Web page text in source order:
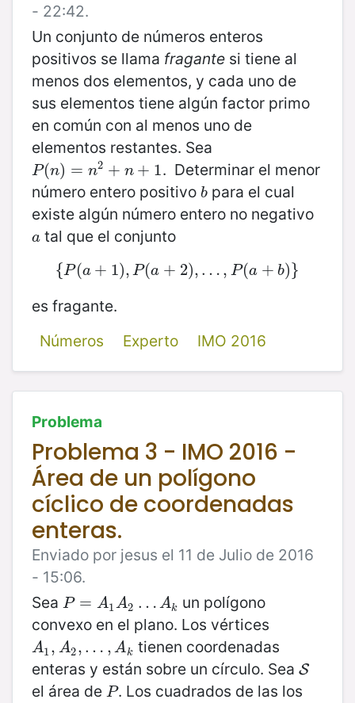
- 22:42.
Un conjunto de números enteros
positivos se llama fragante si tiene al
menos dos elementos, y cada uno de
sus elementos tiene algún factor primo
en común con al menos uno de
elementos restantes. Sea
P(n) = n2 + n + 1
P(n)= n2+n +1
. Determinar el menor
número entero positivo b
b para el cual
existe algún número entero no negativo
a
a tal que el conjunto
{P(a + 1), P(a + 2), … , P(a + b)}
{ P( a+1),P(a+ 2),… , P ( a+b) }
es fragante.
Números
Experto IMO 2016
Problema
Problema 3 - IMO 2016 -
Área de un polígono
cíclico de coordenadas
enteras.
Enviado por jesus el 11 de Julio de 2016
- 15:06.
Sea P = A1A2 … Ak
P=A 1A2…A k
un polígono
convexo en el plano. Los vértices
A1, A2, … , Ak
A1 A2,… Ak
tienen coordenadas
enteras y están sobre un círculo. Sea S
S
el área de P
P. Los cuadrados de las los